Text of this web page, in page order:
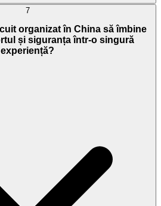
7
organizat în China să îmbine
și siguranța într-o singură
experiență?